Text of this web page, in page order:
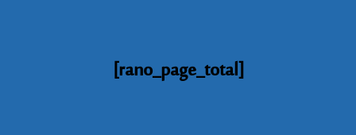
[rano_page_total]